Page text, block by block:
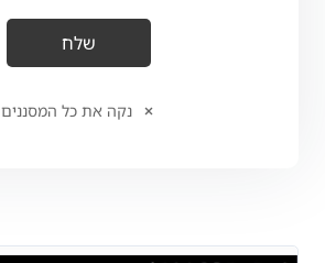
נקה את כל המסננים